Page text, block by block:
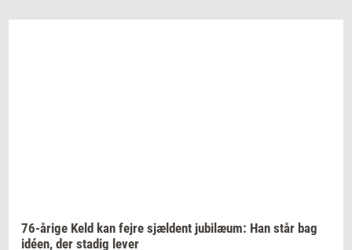
76-​årige Keld kan fejre sjæl­dent ju­bilæum: Han står bag
idéen, der sta­dig lever